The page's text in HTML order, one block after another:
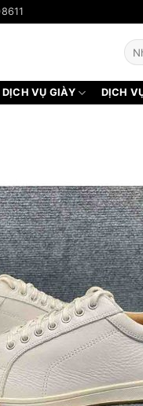
Tìm
kiếm:
DỊCH VỤ GIÀY DỊCH